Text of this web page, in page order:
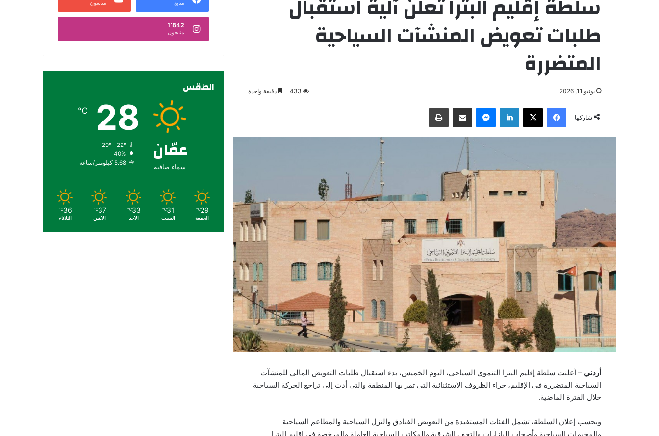
سلطة إقليم البترا تعلن آلية استقبال
طلبات تعويض المنشآت السياحية
المتضررة
يونيو 11, 2026 433 دقيقة واحدة
شاركها
فيسبوك لينكدإن
أردني – أعلنت سلطة إقليم البترا التنموي السياحي، اليوم الخميس، بدء استقبال طلبات التعويض المالي للمنشآت
السياحية المتضررة في الإقليم، جراء الظروف الاستثنائية التي تمر بها المنطقة والتي أدت إلى تراجع الحركة السياحية
خلال الفترة الماضية.
وبحسب إعلان السلطة، تشمل الفئات المستفيدة من التعويض الفنادق والنزل السياحية والمطاعم السياحية
والمخيمات السياحية وأصحاب البازارات والتحف الشرقية والمكاتب السياحية العاملة والمرخصة في إقليم البترا.
متابع متابعون
1٬842
متابعون
الطقس
عمّان
سماء صافية
28
℃
40%
5.68 كيلومتر/ساعة
29
℃
الجمعة
31
℃
السبت
33
℃
الأحد
37
℃
الأثنين
36
℃
الثلاثاء